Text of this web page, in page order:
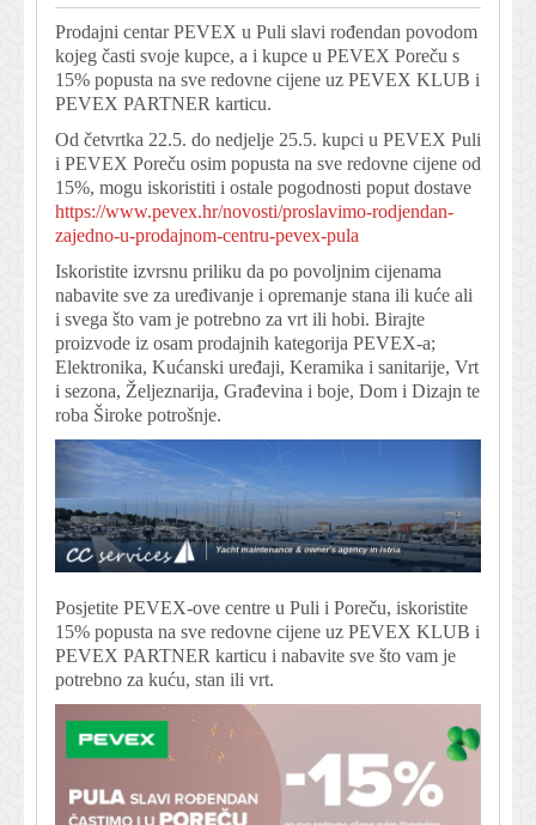
Prodajni centar PEVEX u Puli slavi rođendan povodom
kojeg časti svoje kupce, a i kupce u PEVEX Poreču s
15% popusta na sve redovne cijene uz PEVEX KLUB i
PEVEX PARTNER karticu.
Od četvrtka 22.5. do nedjelje 25.5. kupci u PEVEX Puli
i PEVEX Poreču osim popusta na sve redovne cijene od
15%, mogu iskoristiti i ostale pogodnosti poput dostave
https://www.pevex.hr/novosti/proslavimo-rodjendan-
zajedno-u-prodajnom-centru-pevex-pula
Iskoristite izvrsnu priliku da po povoljnim cijenama
nabavite sve za uređivanje i opremanje stana ili kuće ali
i svega što vam je potrebno za vrt ili hobi. Birajte
proizvode iz osam prodajnih kategorija PEVEX-a;
Elektronika, Kućanski uređaji, Keramika i sanitarije, Vrt
i sezona, Željeznarija, Građevina i boje, Dom i Dizajn te
roba Široke potrošnje.
Posjetite PEVEX-ove centre u Puli i Poreču, iskoristite
15% popusta na sve redovne cijene uz PEVEX KLUB i
PEVEX PARTNER karticu i nabavite sve što vam je
potrebno za kuću, stan ili vrt.